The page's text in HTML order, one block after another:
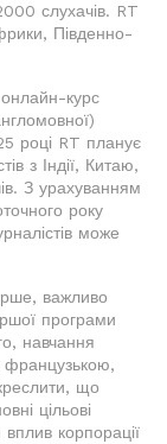
слухачів. RT
Південно-
курс
році RT планує
з Індії, Китаю,
З урахуванням
року
може
важливо
програми
навчання
французькою,
що
цільові
корпорації